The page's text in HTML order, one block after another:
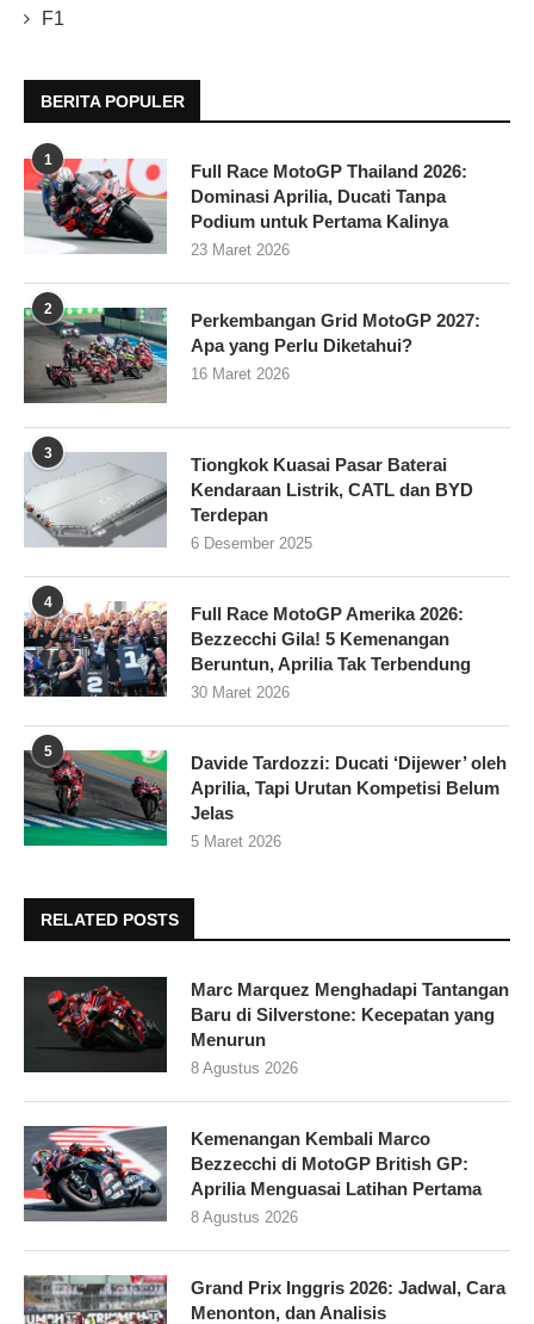
F1
BERITA POPULER
1
Full Race MotoGP Thailand 2026:
Dominasi Aprilia, Ducati Tanpa
Podium untuk Pertama Kalinya
23 Maret 2026
2
Perkembangan Grid MotoGP 2027:
Apa yang Perlu Diketahui?
16 Maret 2026
3
Tiongkok Kuasai Pasar Baterai
Kendaraan Listrik, CATL dan BYD
Terdepan
6 Desember 2025
4
Full Race MotoGP Amerika 2026:
Bezzecchi Gila! 5 Kemenangan
Beruntun, Aprilia Tak Terbendung
30 Maret 2026
5
Davide Tardozzi: Ducati ‘Dijewer’ oleh
Aprilia, Tapi Urutan Kompetisi Belum
Jelas
5 Maret 2026
RELATED POSTS
Marc Marquez Menghadapi Tantangan
Baru di Silverstone: Kecepatan yang
Menurun
8 Agustus 2026
Kemenangan Kembali Marco
Bezzecchi di MotoGP British GP:
Aprilia Menguasai Latihan Pertama
8 Agustus 2026
Grand Prix Inggris 2026: Jadwal, Cara
Menonton, dan Analisis